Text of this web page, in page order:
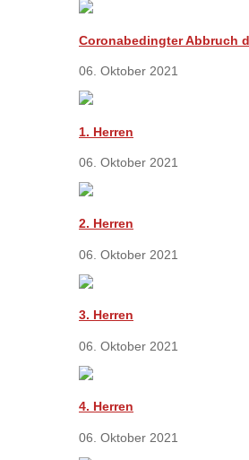
Coronabedingter Abbruch
06. Oktober 2021
1. Herren
06. Oktober 2021
2. Herren
06. Oktober 2021
3. Herren
06. Oktober 2021
4. Herren
06. Oktober 2021